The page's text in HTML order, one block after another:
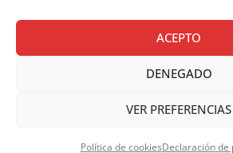
ACEPTO
DENEGADO
VER PREFERENCIAS
Política de cookiesDeclaración de